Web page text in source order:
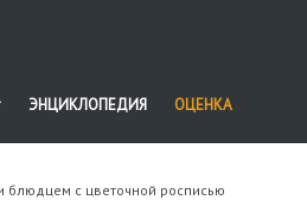
ЭНЦИКЛОПЕДИЯ ОЦЕНКА
блюдцем с цветочной росписью